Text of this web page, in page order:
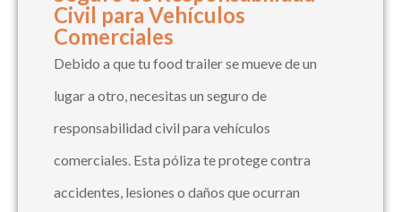
Civil para Vehículos
Comerciales
Debido a que tu food trailer se mueve de un
lugar a otro, necesitas un seguro de
responsabilidad civil para vehículos
comerciales. Esta póliza te protege contra
accidentes, lesiones o daños que ocurran